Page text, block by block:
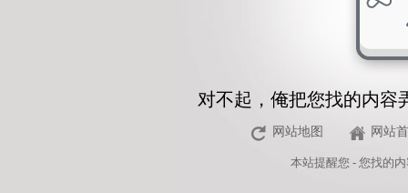
对不起，俺把您找的内容
网站地图 网站
本站提醒您 - 您找的